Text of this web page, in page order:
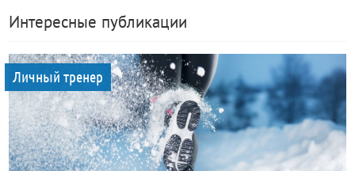
Интересные публикации
Личный тренер